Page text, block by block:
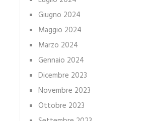
Giugno 2024
Maggio 2024
Marzo 2024
Gennaio 2024
Dicembre 2023
Novembre 2023
Ottobre 2023